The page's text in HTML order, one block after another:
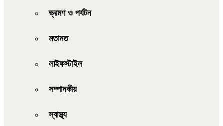
ভ্রমণ ও পর্যটন
মতামত
লাইফস্টাইল
সম্পাদকীয়
স্বাস্থ্য